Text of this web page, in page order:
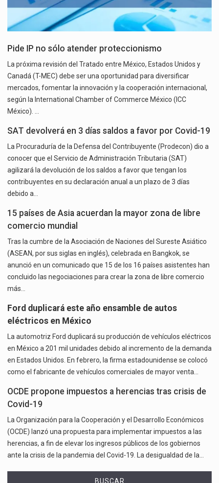
Pide IP no sólo atender proteccionismo
La próxima revisión del Tratado entre México, Estados Unidos y
Canadá (T-MEC) debe ser una oportunidad para diversificar
mercados, fomentar la innovación y la cooperación internacional,
según la International Chamber of Commerce México (ICC
México). …
SAT devolverá en 3 días saldos a favor por Covid-19
La Procuraduría de la Defensa del Contribuyente (Prodecon) dio a
conocer que el Servicio de Administración Tributaria (SAT)
agilizará la devolución de los saldos a favor que tengan los
contribuyentes en su declaración anual a un plazo de 3 días
debido a…
15 países de Asia acuerdan la mayor zona de libre
comercio mundial
Tras la cumbre de la Asociación de Naciones del Sureste Asiático
(ASEAN, por sus siglas en inglés), celebrada en Bangkok, se
anunció en un comunicado que 15 de los 16 países asistentes han
concluido las negociaciones para crear la zona de libre comercio
más…
Ford duplicará este año ensamble de autos
eléctricos en México
La automotriz Ford duplicará su producción de vehículos eléctricos
en México a 201 mil unidades debido al incremento de la demanda
en Estados Unidos. En febrero, la firma estadounidense se colocó
como el fabricante de vehículos comerciales de mayor venta…
OCDE propone impuestos a herencias tras crisis de
Covid-19
La Organización para la Cooperación y el Desarrollo Económicos
(OCDE) lanzó una propuesta para implementar impuestos a las
herencias, a fin de elevar los ingresos públicos de los gobiernos
ante la crisis de la pandemia del Covid-19. La desigualdad de la…
BUSCAR